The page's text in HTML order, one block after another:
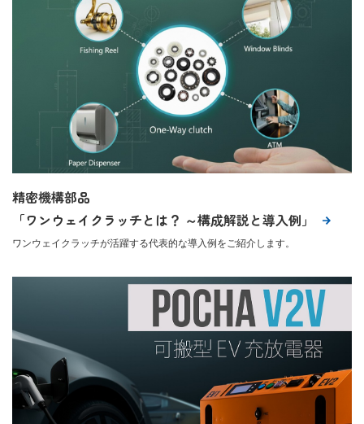
精密機構部品
「ワンウェイクラッチとは？ ～構成解説と導入例」
ワンウェイクラッチが活躍する代表的な導入例をご紹介します。